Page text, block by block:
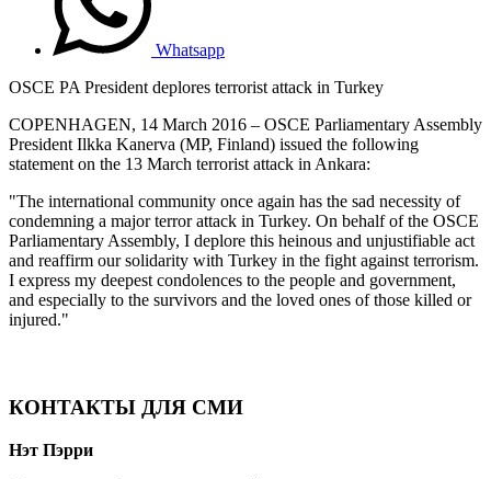
Whatsapp
OSCE PA President deplores terrorist attack in Turkey
COPENHAGEN, 14 March 2016 – OSCE Parliamentary Assembly
President Ilkka Kanerva (MP, Finland) issued the following
statement on the 13 March terrorist attack in Ankara:
"The international community once again has the sad necessity of
condemning a major terror attack in Turkey. On behalf of the OSCE
Parliamentary Assembly, I deplore this heinous and unjustifiable act
and reaffirm our solidarity with Turkey in the fight against terrorism.
I express my deepest condolences to the people and government,
and especially to the survivors and the loved ones of those killed or
injured."
КОНТАКТЫ ДЛЯ СМИ
Нэт Пэрри